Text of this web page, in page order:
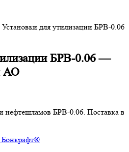
Установки для утилизации БРВ-0.06
БРВ-0.06 —
АО
нефтешламов БРВ-0.06. Поставка в
Бонкрафт®